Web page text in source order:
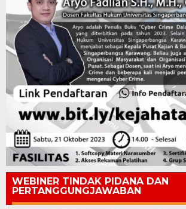
WEBINER TINDAK PIDANA DAN
PERTANGGUNGJAWABAN